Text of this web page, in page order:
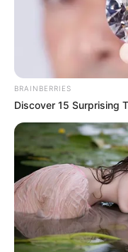
Ambyar! 10
Pakai Bahasa
Galau Abis
BRAINBERRIES
Discover 15 Surprising